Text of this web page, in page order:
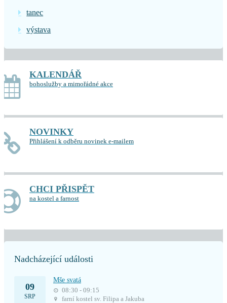
tanec
výstava
KALENDÁŘ
bohoslužby a mimořádné akce
NOVINKY
Přihlášení k odběru novinek e-mailem
CHCI PŘISPĚT
na kostel a farnost
Nadcházející události
09
SRP
Mše svatá
08:30 - 09:15
farní kostel sv. Filipa a Jakuba